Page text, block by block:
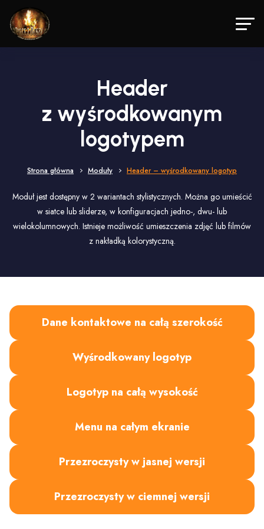
Header
z wyśrodkowanym
logotypem
Strona główna Moduły Header – wyśrodkowany logotyp
Moduł jest dostępny w 2 wariantach stylistycznych. Można go umieścić
w siatce lub sliderze, w konfiguracjach jedno-, dwu- lub
wielokolumnowych. Istnieje możliwość umieszczenia zdjęć lub filmów
z nakładką kolorystyczną.
Dane kontaktowe na całą szerokość
Wyśrodkowany logotyp
Logotyp na całą wysokość
Menu na całym ekranie
Przezroczysty w jasnej wersji
Przezroczysty w ciemnej wersji